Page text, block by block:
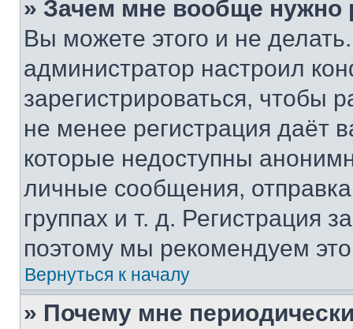
» Зачем мне вообще нужно
Вы можете этого и не
администратор настроил
зарегистрироваться, чтобы
не менее регистрация даёт
которые недоступны
личные сообщения,
группах и т. д. Регистрация
поэтому мы рекомендуем
Вернуться к началу
» Почему мне